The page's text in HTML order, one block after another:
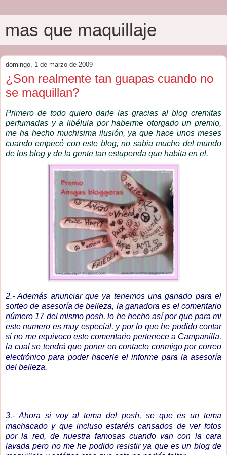
mas que maquillaje
domingo, 1 de marzo de 2009
¿Son realmente tan guapas cuando no
se maquillan?
Primero de todo quiero darle las gracias al blog cremitas
perfumadas y a libélula por haberme otorgado un premio,
me ha hecho muchisima ilusión, ya que hace unos meses
cuando empecé con este blog, no sabia mucho del mundo
de los blog y de la gente tan estupenda que habita en el.
2.- Además anunciar que ya tenemos una ganado para el
sorteo de asesoría de belleza, la ganadora es el comentario
número 17 del mismo posh, lo he hecho así por que para mi
este numero es muy especial, y por lo que he podido contar
si no me equivoco este comentario pertenece a Campanilla,
la cual se tendrá que poner en contacto conmigo por correo
electrónico para poder hacerle el informe para la asesoría
del belleza.
3.- Ahora si voy al tema del posh, se que es un tema
machacado y que incluso estaréis cansados de ver fotos
por la red, de nuestra famosas cuando van con la cara
lavada pero no me he podido resistir ya que es un blog de